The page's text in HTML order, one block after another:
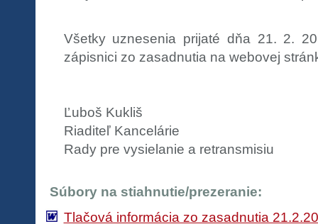
Všetky uznesenia prijaté dňa 21. 2.
zápisnici zo zasadnutia na webovej
Ľuboš Kukliš
Riaditeľ Kancelárie
Rady pre vysielanie a retransmisiu
Súbory na stiahnutie/prezeranie:
Tlačová informácia zo zasadnutia